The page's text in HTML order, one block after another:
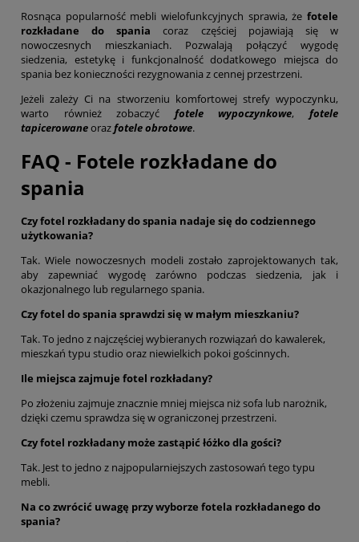
Rosnąca popularność mebli wielofunkcyjnych sprawia, że fotele
rozkładane do spania coraz częściej pojawiają się w
nowoczesnych mieszkaniach. Pozwalają połączyć wygodę
siedzenia, estetykę i funkcjonalność dodatkowego miejsca do
spania bez konieczności rezygnowania z cennej przestrzeni.
Jeżeli zależy Ci na stworzeniu komfortowej strefy wypoczynku,
warto również zobaczyć fotele wypoczynkowe,fotele
tapicerowaneorazfotele obrotowe.
FAQ - Fotele rozkładane do
spania
Czy fotel rozkładany do spania nadaje się do codziennego
użytkowania?
Tak. Wiele nowoczesnych modeli zostało zaprojektowanych tak,
aby zapewniać wygodę zarówno podczas siedzenia, jak i
okazjonalnego lub regularnego spania.
Czy fotel do spania sprawdzi się w małym mieszkaniu?
Tak. To jedno z najczęściej wybieranych rozwiązań do kawalerek,
mieszkań typu studio oraz niewielkich pokoi gościnnych.
Ile miejsca zajmuje fotel rozkładany?
Po złożeniu zajmuje znacznie mniej miejsca niż sofa lub narożnik,
dzięki czemu sprawdza się w ograniczonej przestrzeni.
Czy fotel rozkładany może zastąpić łóżko dla gości?
Tak. Jest to jedno z najpopularniejszych zastosowań tego typu
mebli.
Na co zwrócić uwagę przy wyborze fotela rozkładanego do
spania?